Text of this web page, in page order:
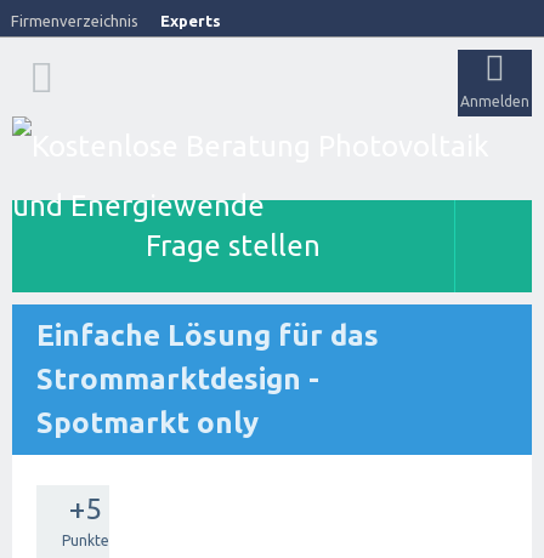
Firmenverzeichnis Experts
Anmelden
Frage stellen
Einfache Lösung für das
Strommarktdesign -
Spotmarkt only
+5
Punkte